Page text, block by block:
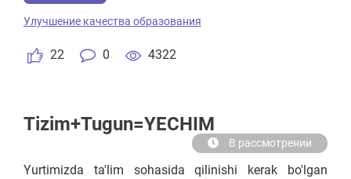
22 0 4322
Улучшение качества образования
Tizim+Tugun=YECHIM
В рассмотрении
Yurtimizda ta'lim sohasida qilinishi kerak bo'lgan